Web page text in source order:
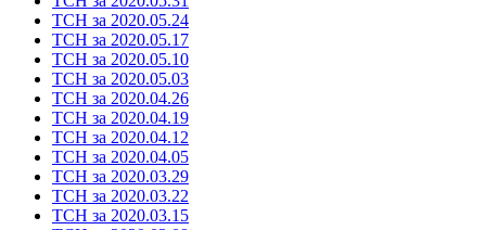
ТСН за 2020.05.24
ТСН за 2020.05.17
ТСН за 2020.05.10
ТСН за 2020.05.03
ТСН за 2020.04.26
ТСН за 2020.04.19
ТСН за 2020.04.12
ТСН за 2020.04.05
ТСН за 2020.03.29
ТСН за 2020.03.22
ТСН за 2020.03.15